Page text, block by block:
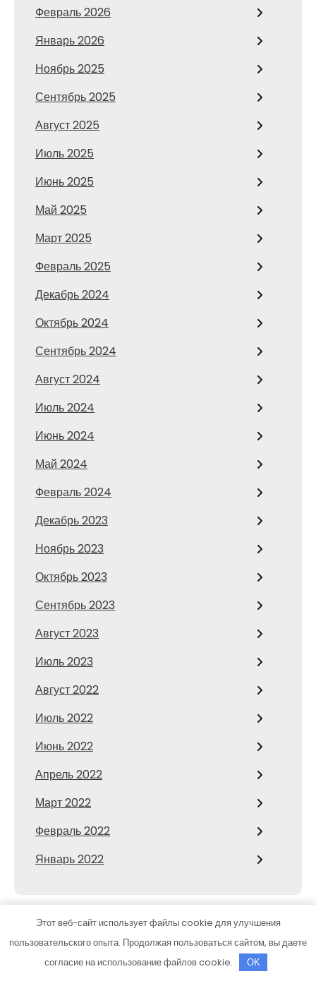
Февраль 2026
Январь 2026
Ноябрь 2025
Сентябрь 2025
Август 2025
Июль 2025
Июнь 2025
Май 2025
Март 2025
Февраль 2025
Декабрь 2024
Октябрь 2024
Сентябрь 2024
Август 2024
Июль 2024
Июнь 2024
Май 2024
Февраль 2024
Декабрь 2023
Ноябрь 2023
Октябрь 2023
Сентябрь 2023
Август 2023
Июль 2023
Август 2022
Июль 2022
Июнь 2022
Апрель 2022
Март 2022
Февраль 2022
Январь 2022
CATEGORIES
Этот веб-сайт использует файлы cookie для улучшения
пользовательского опыта. Продолжая пользоваться сайтом, вы даете
согласие на использование файлов cookie.
OK